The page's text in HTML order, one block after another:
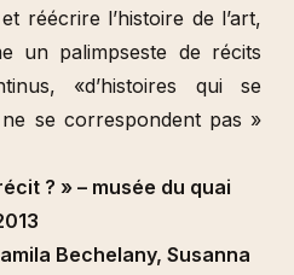
réécrire l’histoire de l’art,
un palimpseste de récits
«d’histoires qui se
se correspondent pas »
? » – musée du quai
Bechelany, Susanna